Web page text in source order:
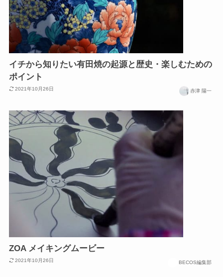
イチから知りたい有田焼の起源と歴史・楽しむための
ポイント
2021年10月26日 赤津 陽一
ZOA メイキングムービー
2021年10月26日 BECOS編集部